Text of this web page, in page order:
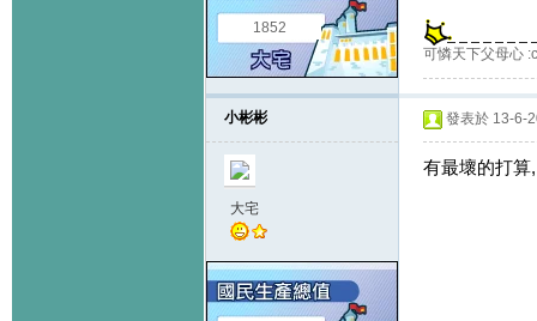
1852
可憐天下父母心
小彬彬
大宅
發表於 13-6-
有最壞的打算